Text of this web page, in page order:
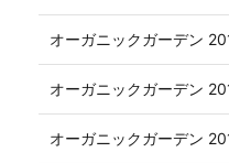
オーガニックガーデン
オーガニックガーデン
オーガニックガーデン